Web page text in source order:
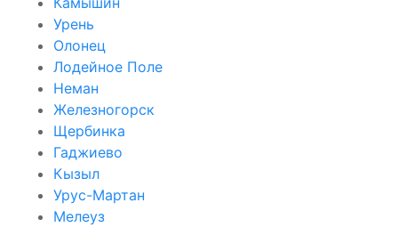
Урень
Олонец
Лодейное Поле
Неман
Железногорск
Щербинка
Гаджиево
Кызыл
Урус-Мартан
Мелеуз